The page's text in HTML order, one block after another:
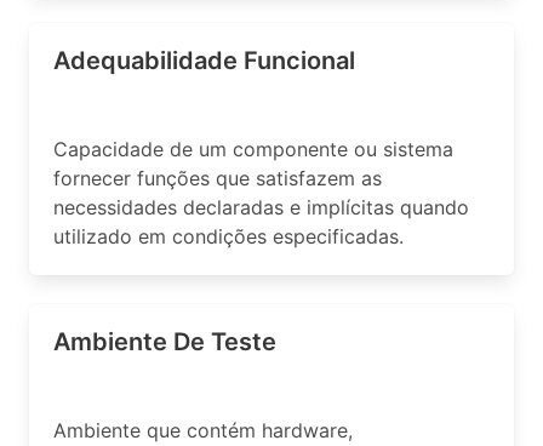
Adequabilidade Funcional
Capacidade de um componente ou sistema
fornecer funções que satisfazem as
necessidades declaradas e implícitas quando
utilizado em condições especificadas.
Ambiente De Teste
Ambiente que contém hardware,